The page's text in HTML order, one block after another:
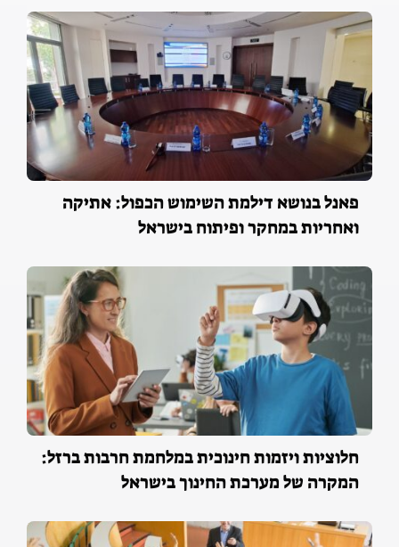
פאנל בנושא דילמת השימוש הכפול: אתיקה
ואחריות במחקר ופיתוח בישראל
חלוציות ויזמות חינוכית במלחמת חרבות ברזל:
המקרה של מערכת החינוך בישראל